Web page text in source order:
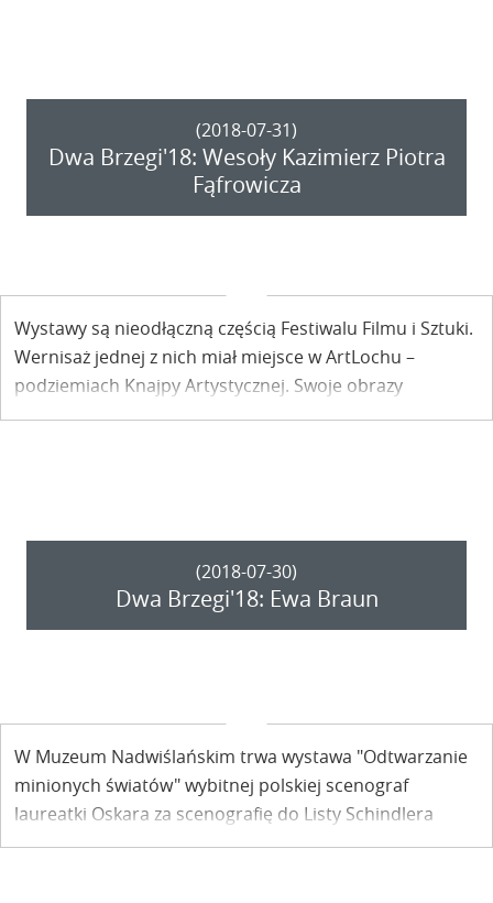
(2018-07-31)
Dwa Brzegi'18: Wesoły Kazimierz Piotra
Fąfrowicza
Wystawy są nieodłączną częścią Festiwalu Filmu i Sztuki.
Wernisaż jednej z nich miał miejsce w ArtLochu –
podziemiach Knajpy Artystycznej. Swoje obrazy
prezentował Piotr Fąfrowicz - polski malarz, ilustrator,
(2018-07-30)
Dwa Brzegi'18: Ewa Braun
W Muzeum Nadwiślańskim trwa wystawa "Odtwarzanie
minionych światów" wybitnej polskiej scenograf
laureatki Oskara za scenografię do Listy Schindlera
Stevena Spielberga – Ewy Braun. Jej wernisaż odbył się